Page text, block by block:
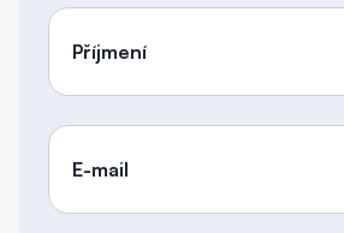
Příjmení
E-mail